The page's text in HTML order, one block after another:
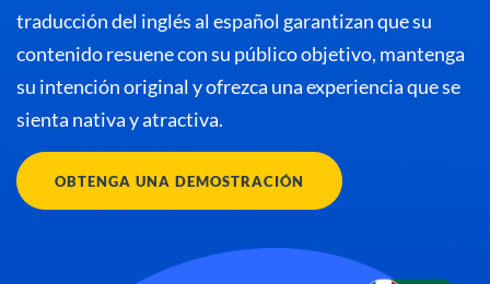
traducción del inglés al español garantizan que su
contenido resuene con su público objetivo, mantenga
su intención original y ofrezca una experiencia que se
sienta nativa y atractiva.
OBTENGA UNA DEMOSTRACIÓN